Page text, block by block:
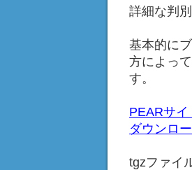
詳細な判
基本的に
方によっ
す。
PEARサイ
ダウンロ
tgzファイ